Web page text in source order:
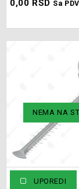
Laseri
Libele(1)
Perači
Pištolji
Rende
0,00 RSD Sa
NEMA NA
UPOREDI